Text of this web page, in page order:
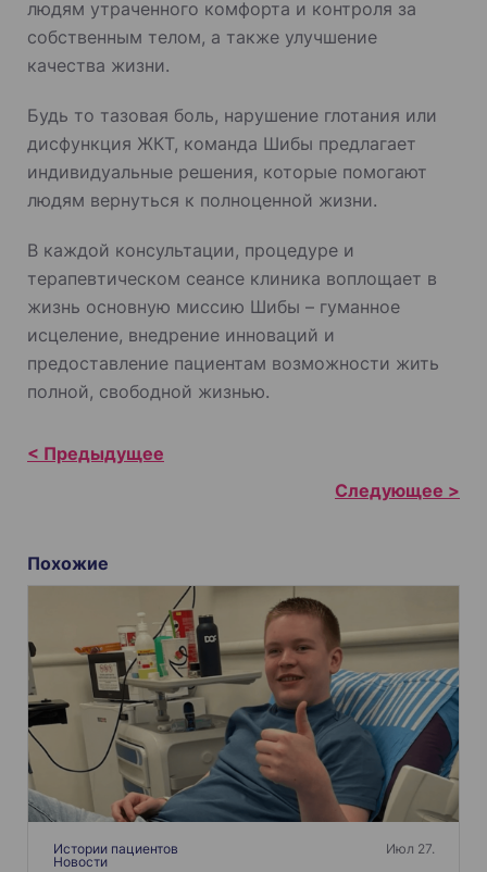
людям утраченного комфорта и контроля за
собственным телом, а также улучшение
качества жизни.
Будь то тазовая боль, нарушение глотания или
дисфункция ЖКТ, команда Шибы предлагает
индивидуальные решения, которые помогают
людям вернуться к полноценной жизни.
В каждой консультации, процедуре и
терапевтическом сеансе клиника воплощает в
жизнь основную миссию Шибы – гуманное
исцеление, внедрение инноваций и
предоставление пациентам возможности жить
полной, свободной жизнью.
Н
и
г
ц
и
я
п
о
з
а
Похожие
Истории пациентов
Новости
Июл 27.